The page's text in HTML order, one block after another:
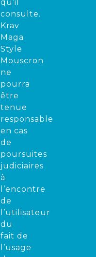
qu’il
consulte.
Krav
Maga
Style
Mouscron
ne
pourra
être
tenue
responsable
en cas
de
poursuites
judiciaires
à
l’encontre
de
l’utilisateur
du
fait de
l’usage